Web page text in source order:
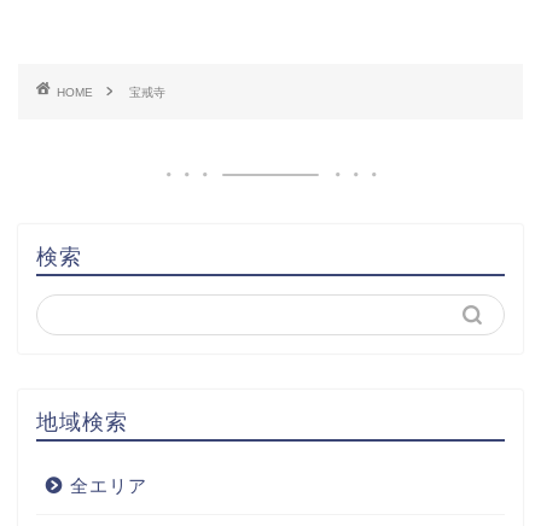
HOME 宝戒寺
検索
地域検索
全エリア